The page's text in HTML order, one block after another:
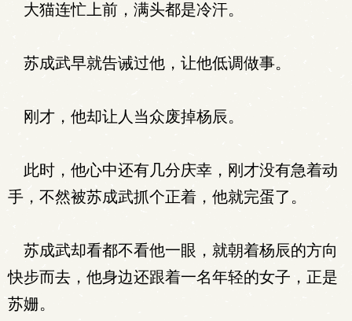
大猫连忙上前，满头都是冷汗。
苏成武早就告诫过他，让他低调做事。
刚才，他却让人当众废掉杨辰。
此时，他心中还有几分庆幸，刚才没有急着动
手，不然被苏成武抓个正着，他就完蛋了。
苏成武却看都不看他一眼，就朝着杨辰的方向
快步而去，他身边还跟着一名年轻的女子，正是
苏姗。